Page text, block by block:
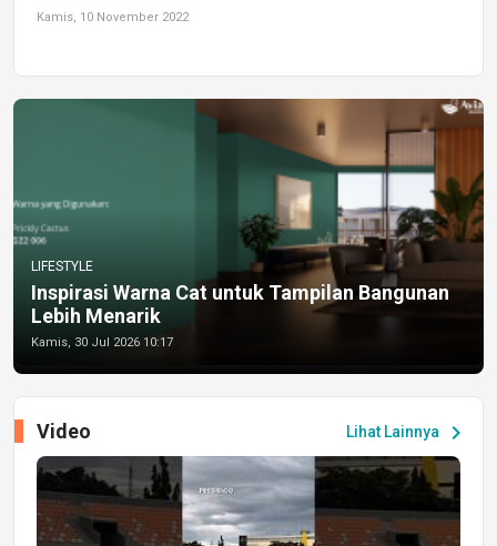
Kamis, 10 November 2022
LIFESTYLE
Inspirasi Warna Cat untuk Tampilan Bangunan
Lebih Menarik
Kamis, 30 Jul 2026 10:17
Lihat Lainnya chevron_right
Video